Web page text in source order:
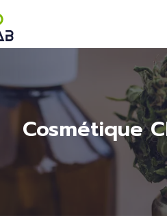
Cosmétique